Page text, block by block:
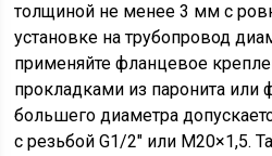
толщиной не менее 3 мм с
установке на трубопровод
применяйте фланцевое
прокладками из паронита или
большего диаметра
с резьбой G1/2″ или M20×1,5.